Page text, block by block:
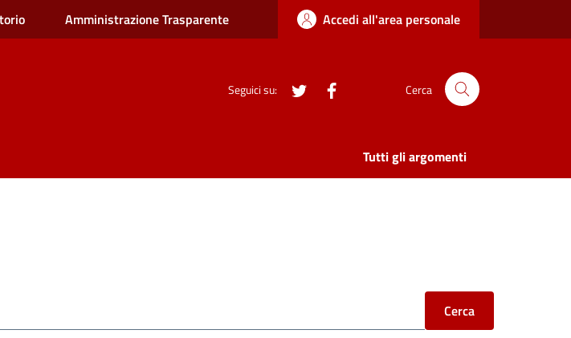
Amministrazione Trasparente Accedi all'area personale
Seguici su: twitter Cerca
Tutti gli argomenti
Cerca